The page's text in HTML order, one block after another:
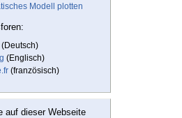
Modell plotten
(Deutsch)
(Englisch)
(französisch)
auf dieser Webseite